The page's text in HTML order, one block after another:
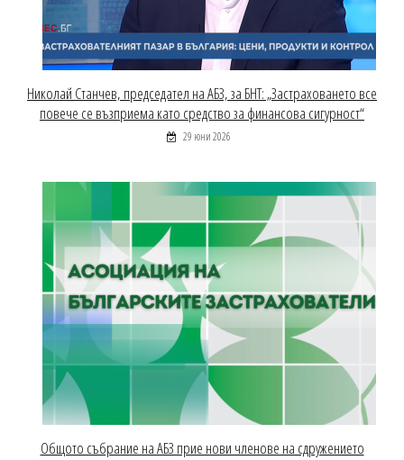
Николай Станчев, председател на АБЗ, за БНТ: „Застраховането все
повече се възприема като средство за финансова сигурност“
29 юни 2026
Общото събрание на АБЗ прие нови членове на сдружението